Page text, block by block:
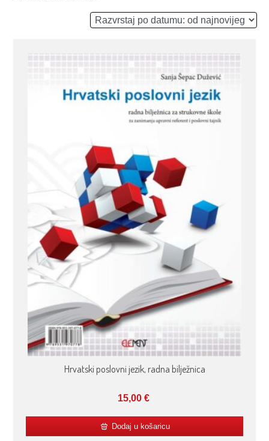
Hrvatski poslovni jezik, radna bilježnica
15,00 €
Dodaj u košaricu